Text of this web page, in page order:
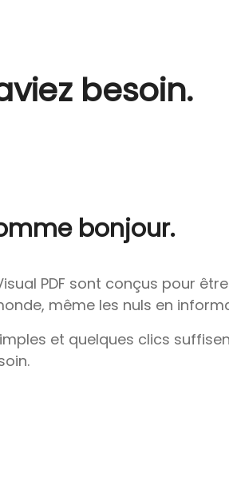
besoin.
bonjour.
PDF sont conçus pour
même les nuls en
et quelques clics